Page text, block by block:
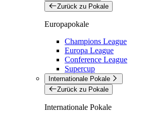
Zurück zu Pokale
Europapokale
Champions League
Europa League
Conference League
Supercup
Internationale Pokale
Zurück zu Pokale
Internationale Pokale